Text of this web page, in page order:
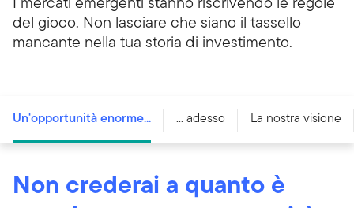
del gioco. Non lasciare che siano il tassello
mancante nella tua storia di investimento.
Un'opportunità enorme... ... adesso La nostra visione
Non crederai a quanto è